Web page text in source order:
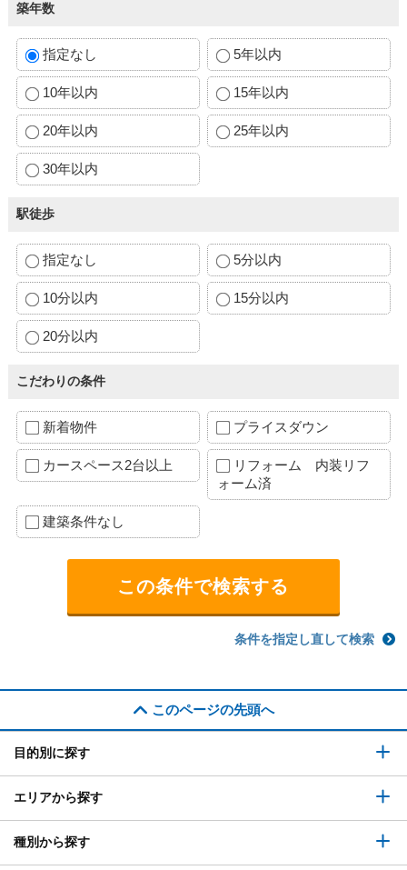
築年数
指定なし 5年以内
10年以内 15年以内
20年以内 25年以内
30年以内
駅徒歩
指定なし 5分以内
10分以内 15分以内
20分以内
こだわりの条件
新着物件 プライスダウン
カースペース2台以上
リフォーム 内装リフ
ォーム済
建築条件なし
条件を指定し直して検索
このページの先頭へ
目的別に探す
エリアから探す
種別から探す